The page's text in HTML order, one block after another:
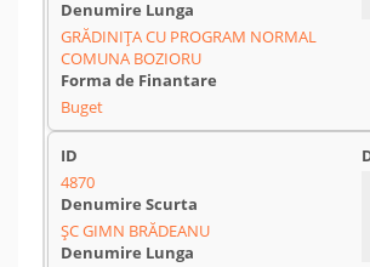
GRĂDINIŢA CU PROGRAM NORMAL
COMUNA BOZIORU
Buget
4870
ȘC GIMN BRĂDEANU